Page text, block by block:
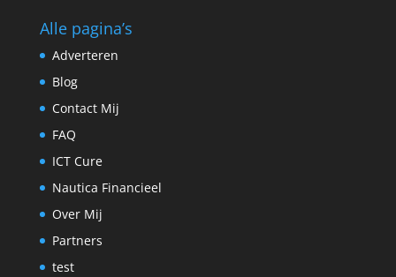
Alle pagina’s
Adverteren
Blog
Contact Mij
FAQ
ICT Cure
Nautica Financieel
Over Mij
Partners
test